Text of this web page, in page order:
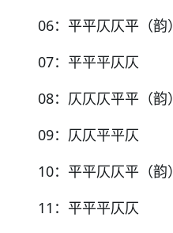
06：平平仄仄平（韵）
07：平平平仄仄
08：仄仄仄平平（韵）
09：仄仄平平仄
10：平平仄仄平（韵）
11 ：平平平仄仄